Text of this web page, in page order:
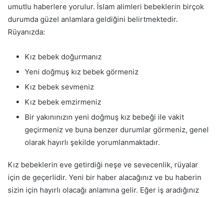
umutlu haberlere yorulur. İslam alimleri bebeklerin birçok
durumda güzel anlamlara geldiğini belirtmektedir.
Rüyanızda:
Kız bebek doğurmanız
Yeni doğmuş kız bebek görmeniz
Kız bebek sevmeniz
Kız bebek emzirmeniz
Bir yakınınızın yeni doğmuş kız bebeği ile vakit
geçirmeniz ve buna benzer durumlar görmeniz, genel
olarak hayırlı şekilde yorumlanmaktadır.
Kız bebeklerin eve getirdiği neşe ve sevecenlik, rüyalar
için de geçerlidir. Yeni bir haber alacağınız ve bu haberin
sizin için hayırlı olacağı anlamına gelir. Eğer iş aradığınız